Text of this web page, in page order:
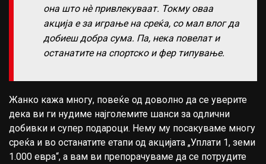
она што нѐ привлекуваат. Токму оваа
акција е за играње на среќа, со мал влог да
добиеш добра сума. Па, нека повелат и
останатите на спортско и фер типување.
Жанко кажа многу, повеќе од доволно да се уверите
дека ви ги нудиме најголемите шанси за одлични
добивки и супер подароци. Нему му посакуваме многу
среќа и во останатите етапи од акцијата „Уплати 1, земи
1.000 евра“, а вам ви препорачуваме да се потрудите